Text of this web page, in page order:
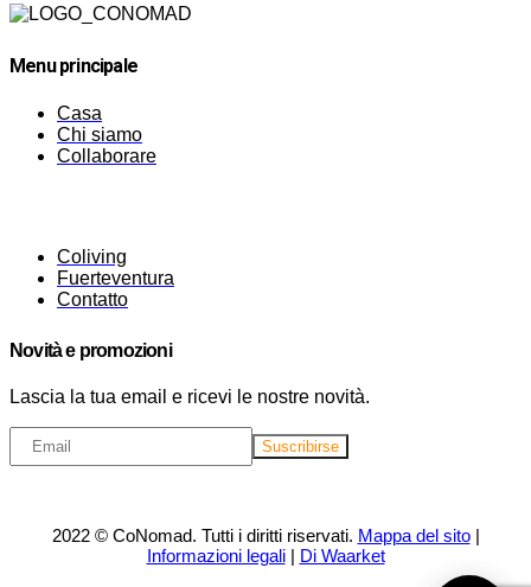
Menu principale
Casa
Chi siamo
Collaborare
Coliving
Fuerteventura
Contatto
Novità e promozioni
Lascia la tua email e ricevi le nostre novità.
2022 © CoNomad. Tutti i diritti riservati. Mappa del sito|
Informazioni legali| Di Waarket